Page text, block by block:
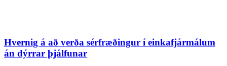
Hvernig á að verða sérfræðingur í einkafjármálum
án dýrrar þjálfunar